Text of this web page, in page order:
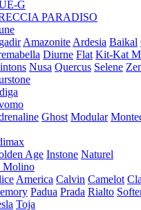
G
PARADISO
Amazonite Ardesia Baikal
Diurne Flat Kit-Kat
Nusa Quercus Selene
Ghost Modular
Age Instone Naturel
Molino
America Calvin Camelot
Padua Prada Rialto
Toja